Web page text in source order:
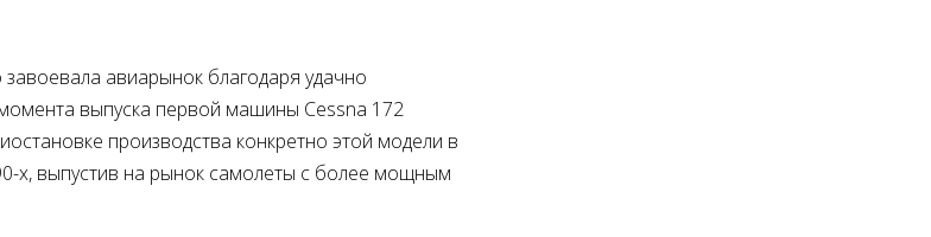
авиарынок благодаря удачно
выпуска первой машины Сessna 172
производства конкретно этой модели в
х, выпустив на рынок самолеты с более мощным